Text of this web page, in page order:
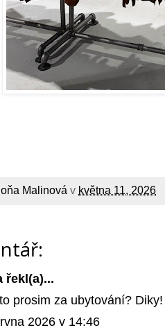
Malinová v května 11, 2026
řekl(a)...
prosim za ubytování? Diky!
2026 v 14:46